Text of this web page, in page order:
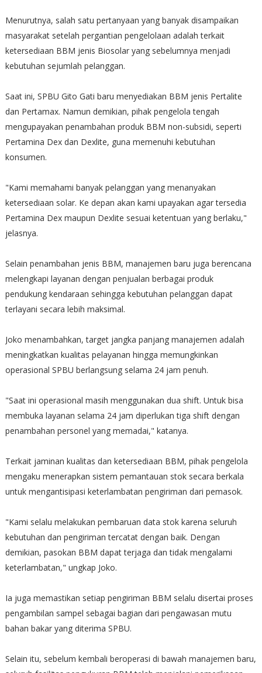
Menurutnya, salah satu pertanyaan yang banyak disampaikan
masyarakat setelah pergantian pengelolaan adalah terkait
ketersediaan BBM jenis Biosolar yang sebelumnya menjadi
kebutuhan sejumlah pelanggan.
Saat ini, SPBU Gito Gati baru menyediakan BBM jenis Pertalite
dan Pertamax. Namun demikian, pihak pengelola tengah
mengupayakan penambahan produk BBM non-subsidi, seperti
Pertamina Dex dan Dexlite, guna memenuhi kebutuhan
konsumen.
"Kami memahami banyak pelanggan yang menanyakan
ketersediaan solar. Ke depan akan kami upayakan agar tersedia
Pertamina Dex maupun Dexlite sesuai ketentuan yang berlaku,"
jelasnya.
Selain penambahan jenis BBM, manajemen baru juga berencana
melengkapi layanan dengan penjualan berbagai produk
pendukung kendaraan sehingga kebutuhan pelanggan dapat
terlayani secara lebih maksimal.
Joko menambahkan, target jangka panjang manajemen adalah
meningkatkan kualitas pelayanan hingga memungkinkan
operasional SPBU berlangsung selama 24 jam penuh.
"Saat ini operasional masih menggunakan dua shift. Untuk bisa
membuka layanan selama 24 jam diperlukan tiga shift dengan
penambahan personel yang memadai," katanya.
Terkait jaminan kualitas dan ketersediaan BBM, pihak pengelola
mengaku menerapkan sistem pemantauan stok secara berkala
untuk mengantisipasi keterlambatan pengiriman dari pemasok.
"Kami selalu melakukan pembaruan data stok karena seluruh
kebutuhan dan pengiriman tercatat dengan baik. Dengan
demikian, pasokan BBM dapat terjaga dan tidak mengalami
keterlambatan," ungkap Joko.
Ia juga memastikan setiap pengiriman BBM selalu disertai proses
pengambilan sampel sebagai bagian dari pengawasan mutu
bahan bakar yang diterima SPBU.
Selain itu, sebelum kembali beroperasi di bawah manajemen baru,